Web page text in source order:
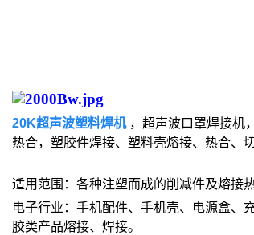
20K超声波塑料焊机，超声波口罩焊接机
热合，塑胶件焊接、塑料壳熔接、热合、
适用范围：各种注塑而成的削减件及熔接
电子行业：手机配件、手机壳、电源盒、
胶类产品熔接、焊接。